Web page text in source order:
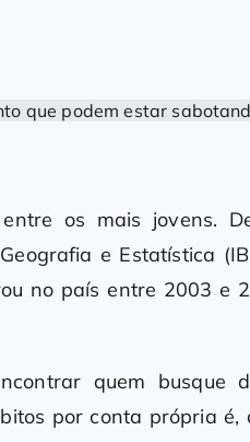
os mais jovens.
e Estatística
no país entre 2003 e
quem busque
por conta própria é,